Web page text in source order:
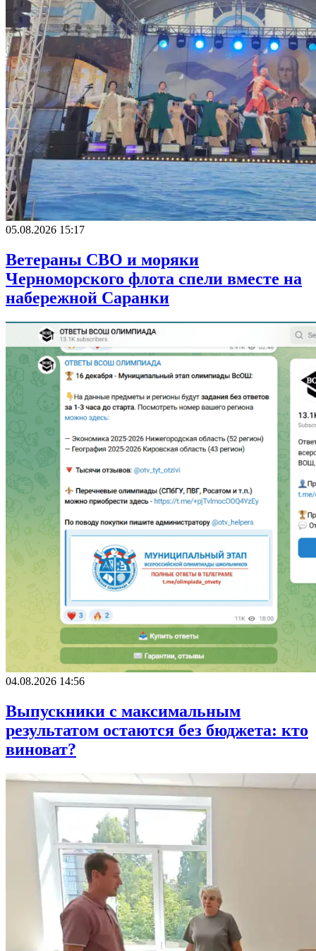
05.08.2026 15:17
Ветераны СВО и моряки
Черноморского флота спели вместе на
набережной Саранки
04.08.2026 14:56
Выпускники с максимальным
результатом остаются без бюджета: кто
виноват?